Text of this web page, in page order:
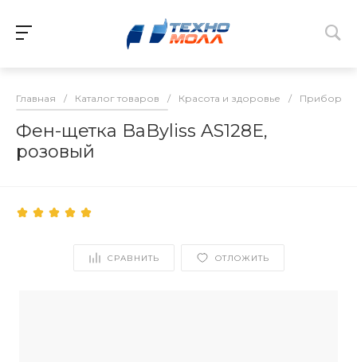
Главная / Каталог товаров / Красота и здоровье / Приборы
Фен-щетка BaByliss AS128E,
розовый
СРАВНИТЬ ОТЛОЖИТЬ